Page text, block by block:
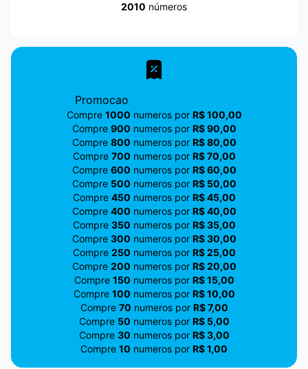
2010 números
Promocao
Compre 1000 numeros por R$ 100,00
Compre 900 numeros por R$ 90,00
Compre 800 numeros por R$ 80,00
Compre 700 numeros por R$ 70,00
Compre 600 numeros por R$ 60,00
Compre 500 numeros por R$ 50,00
Compre 450 numeros por R$ 45,00
Compre 400 numeros por R$ 40,00
Compre 350 numeros por R$ 35,00
Compre 300 numeros por R$ 30,00
Compre 250 numeros por R$ 25,00
Compre 200 numeros por R$ 20,00
Compre 150 numeros por R$ 15,00
Compre 100 numeros por R$ 10,00
Compre 70 numeros por R$ 7,00
Compre 50 numeros por R$ 5,00
Compre 30 numeros por R$ 3,00
Compre 10 numeros por R$ 1,00